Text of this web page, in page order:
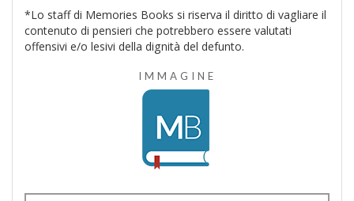
*Lo staff di Memories Books si riserva il diritto di vagliare il
contenuto di pensieri che potrebbero essere valutati
offensivi e/o lesivi della dignità del defunto.
IMMAGINE